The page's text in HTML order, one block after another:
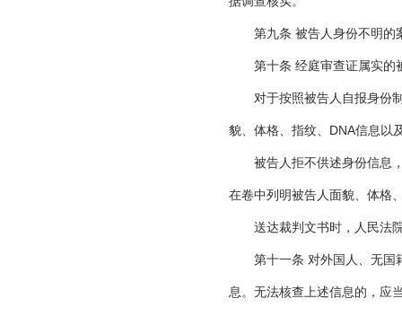
第九条 被告人身份不明的
第十条 经庭审查证属实的被
对于按照被告人自报身份制
貌、体格、指纹、DNA信息以
被告人拒不供述身份信息，
在卷中列明被告人面貌、体格
送达裁判文书时，人民法院
第十一条 对外国人、无国籍
息。无法核查上述信息的，应